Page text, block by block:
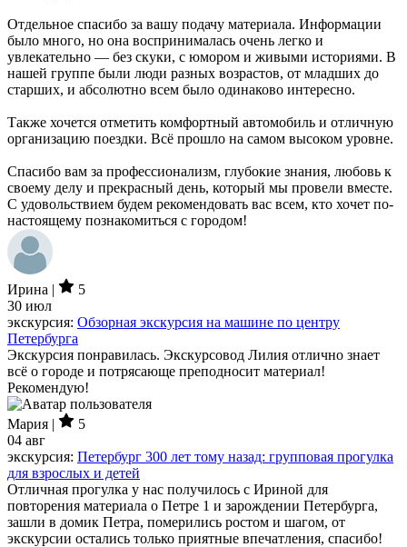
Отдельное спасибо за вашу подачу материала. Информации
было много, но она воспринималась очень легко и
увлекательно — без скуки, с юмором и живыми историями. В
нашей группе были люди разных возрастов, от младших до
старших, и абсолютно всем было одинаково интересно.
Также хочется отметить комфортный автомобиль и отличную
организацию поездки. Всё прошло на самом высоком уровне.
Спасибо вам за профессионализм, глубокие знания, любовь к
своему делу и прекрасный день, который мы провели вместе.
С удовольствием будем рекомендовать вас всем, кто хочет по-
настоящему познакомиться с городом!
Ирина |
5
30 июл
экскурсия: Обзорная экскурсия на машине по центру
Петербурга
Экскурсия понравилась. Экскурсовод Лилия отлично знает
всё о городе и потрясающе преподносит материал!
Рекомендую!
Мария |
5
04 авг
экскурсия: Петербург 300 лет тому назад: групповая прогулка
для взрослых и детей
Отличная прогулка у нас получилось с Ириной для
повторения материала о Петре 1 и зарождении Петербурга,
зашли в домик Петра, померились ростом и шагом, от
экскурсии остались только приятные впечатления, спасибо!